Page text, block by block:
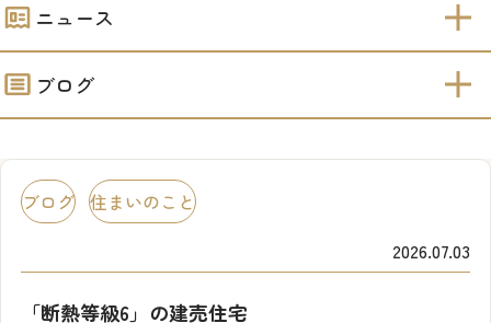
ニュース
ブログ
ブログ 住まいのこと
2026.07.03
「断熱等級6」の建売住宅